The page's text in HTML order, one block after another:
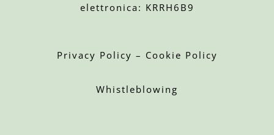
elettronica: KRRH6B9
Privacy Policy – Cookie Policy
Whistleblowing